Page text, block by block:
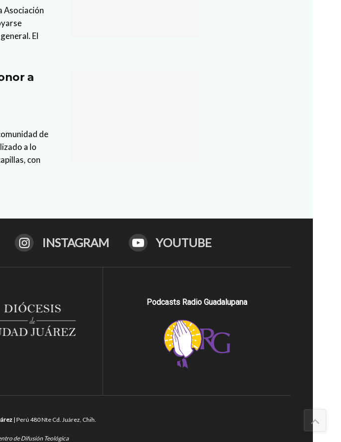
Asociación
El
a
de
a lo
con
INSTAGRAM YOUTUBE
Podcasts Radio Guadalupana
| Perú 480 Nte Cd. Juárez, Chih.
de Difusión Teológica